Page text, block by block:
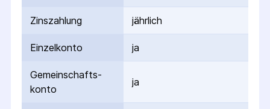
Zinszahlung jährlich
Einzelkonto ja
Gemeinschafts­
konto
ja